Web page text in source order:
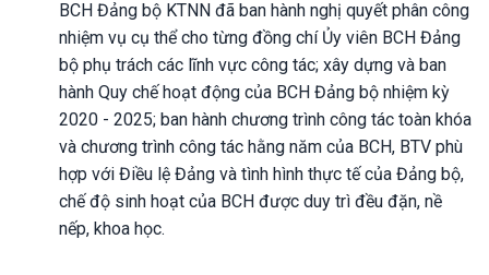
BCH Đảng bộ KTNN đã ban hành nghị quyết phân công
nhiệm vụ cụ thể cho từng đồng chí Ủy viên BCH Đảng
bộ phụ trách các lĩnh vực công tác; xây dựng và ban
hành Quy chế hoạt động của BCH Đảng bộ nhiệm kỳ
2020 - 2025; ban hành chương trình công tác toàn khóa
và chương trình công tác hằng năm của BCH, BTV phù
hợp với Điều lệ Đảng và tình hình thực tế của Đảng bộ,
chế độ sinh hoạt của BCH được duy trì đều đặn, nề
nếp, khoa học.